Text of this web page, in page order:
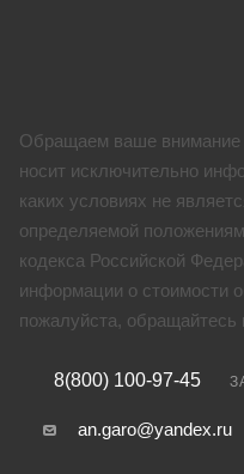
Обращаем ваше внимание
носит исключительно
каких условиях не
определяемой
кодекса Российской
информации о стоимости
пожалуйста,
8(800) 100-97-45
an.garo@yandex.ru